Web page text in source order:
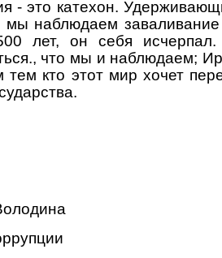
- это катехон.
наблюдаем заваливание
лет, он себя
что мы и наблюдаем;
кто этот мир хочет